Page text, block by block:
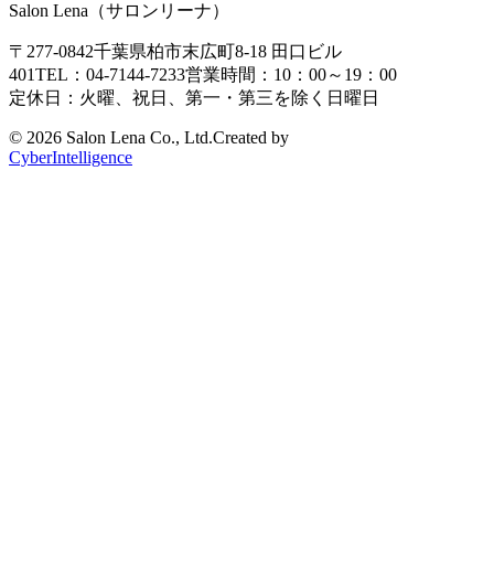
Salon Lena（サロンリーナ）
〒277-0842千葉県柏市末広町8-18 田口ビル
401TEL：04-7144-7233営業時間：10：00～19：00
定休日：火曜、祝日、第一・第三を除く日曜日
© 2026 Salon Lena Co., Ltd.Created by
CyberIntelligence